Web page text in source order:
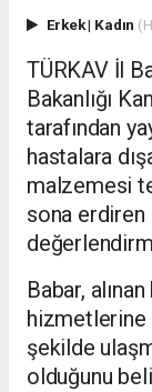
Erkek| Kadın
TÜRKAV İl
Bakanlığı
tarafından
hastalara
malzemesi
sona
Babar,
hizmetlerine
şekilde
olduğunu